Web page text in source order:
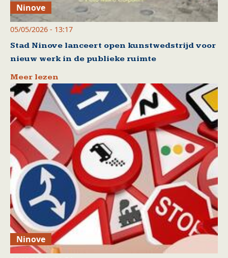
Ninove
05/05/2026 - 13:17
Stad Ninove lanceert open kunstwedstrijd voor
nieuw werk in de publieke ruimte
Meer lezen
Ninove